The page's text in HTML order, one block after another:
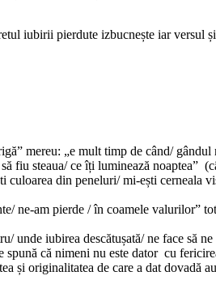
iubirii pierdute izbucnește iar versul
mereu: „e mult timp de când/
fiu steaua/ ce îți luminează noaptea”
din peneluri/ mi-ești cerneala
ne-am pierde / în coamele
unde iubirea descătușată/ ne face să
că nimeni nu este dator cu
și originalitatea de care a dat dovadă